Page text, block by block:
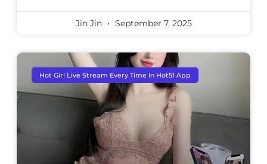
Jin Jin September 7, 2025
Hot Girl Live Stream Every Time In Hot51 App